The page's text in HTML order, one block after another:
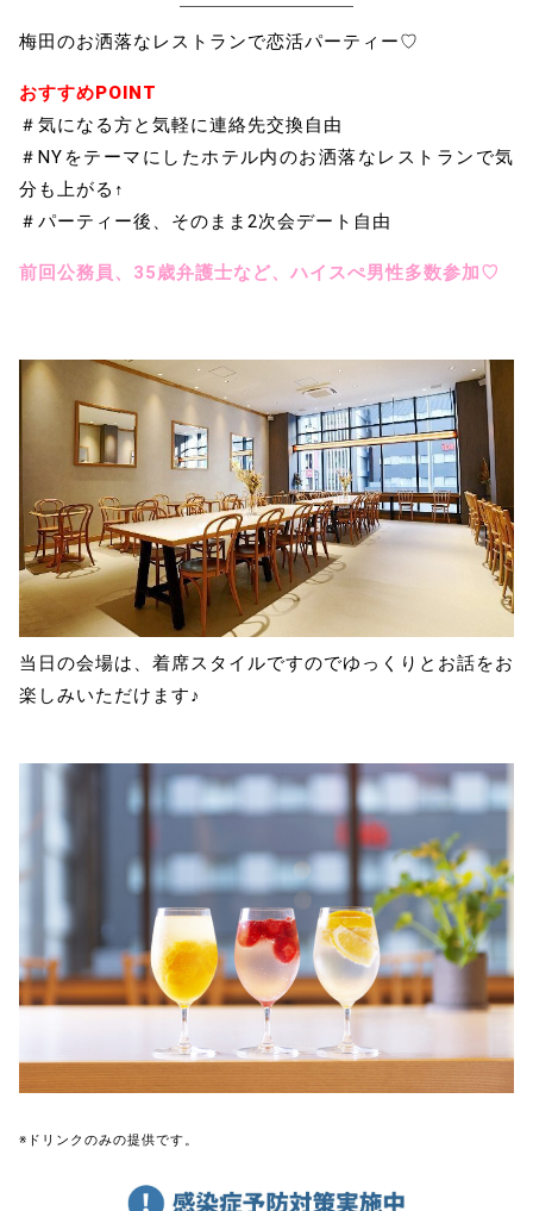
梅田のお洒落なレストランで恋活パーティー♡
おすすめPOINT
＃気になる方と気軽に連絡先交換自由
＃NYをテーマにしたホテル内のお洒落なレストランで気
分も上がる↑
＃パーティー後、そのまま2次会デート自由
前回公務員、35歳弁護士など、ハイスぺ男性多数参加♡
当日の会場は、着席スタイルですのでゆっくりとお話をお
楽しみいただけます♪
※ドリンクのみの提供です。